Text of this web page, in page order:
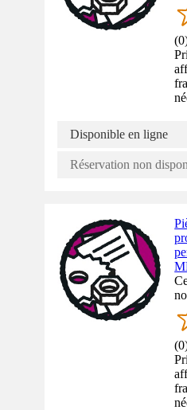
(0
Disponible en ligne
Réservation non
(0